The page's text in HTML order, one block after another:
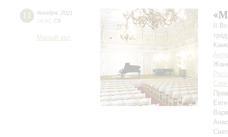
11 декабря 2021
14:00 Сб
Малый зал
II